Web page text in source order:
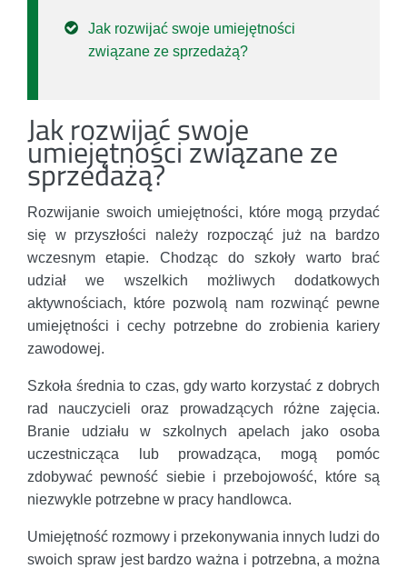
Jak rozwijać swoje umiejętności
związane ze sprzedażą?
Jak rozwijać swoje
umiejętności związane ze
sprzedażą?
Rozwijanie swoich umiejętności, które mogą przydać
się w przyszłości należy rozpocząć już na bardzo
wczesnym etapie. Chodząc do szkoły warto brać
udział we wszelkich możliwych dodatkowych
aktywnościach, które pozwolą nam rozwinąć pewne
umiejętności i cechy potrzebne do zrobienia kariery
zawodowej.
Szkoła średnia to czas, gdy warto korzystać z dobrych
rad nauczycieli oraz prowadzących różne zajęcia.
Branie udziału w szkolnych apelach jako osoba
uczestnicząca lub prowadząca, mogą pomóc
zdobywać pewność siebie i przebojowość, które są
niezwykle potrzebne w pracy handlowca.
Umiejętność rozmowy i przekonywania innych ludzi do
swoich spraw jest bardzo ważna i potrzebna, a można